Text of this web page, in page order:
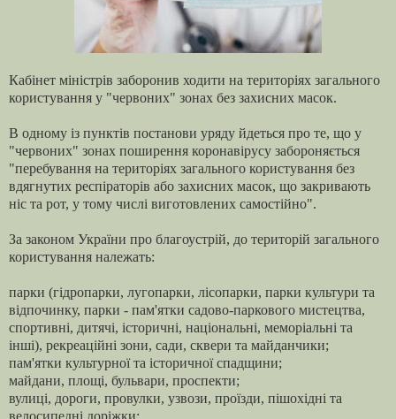
Кабінет міністрів заборонив ходити на територіях загального
користування у "червоних" зонах без захисних масок.
В одному із пунктів постанови уряду йдеться про те, що у
"червоних" зонах поширення коронавірусу забороняється
"перебування на територіях загального користування без
вдягнутих респіраторів або захисних масок, що закривають
ніс та рот, у тому числі виготовлених самостійно".
За законом України про благоустрій, до територій загального
користування належать:
парки (гідропарки, лугопарки, лісопарки, парки культури та
відпочинку, парки - пам'ятки садово-паркового мистецтва,
спортивні, дитячі, історичні, національні, меморіальні та
інші), рекреаційні зони, сади, сквери та майданчики;
пам'ятки культурної та історичної спадщини;
майдани, площі, бульвари, проспекти;
вулиці, дороги, провулки, узвози, проїзди, пішохідні та
велосипедні доріжки;